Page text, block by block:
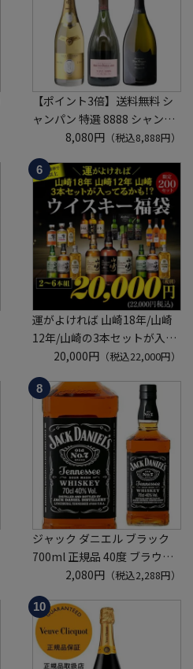
※代引き決済不可
【ポイント3倍】送料無料 シ
ャンパン 特選 8888 シャンパ
ン福袋 第29弾 高級シャンパ
ン を探せ！ 超レアシャンパン
が入ってるかも!?【限定300セ
ット】 シャンパーニュ クリス
タル ドンペリP2 NPU 2008
VT リカーマウ
8,080円 （税込8,888円）
運がよければ 山崎18年/山崎
12年/山崎の3本セットが入っ
ているかも！？ ウイスキー福
袋 2～6本組 限定200セット
虎S ※必ずもらえるCP対象
(1P)
20,000円 （税込22,000円）
ジャック ダニエル ブラック
700ml 正規品 40度 ブラウン
フォーマン
ウイスキー テネシー バーボン
長S
2,080円 （税込2,288円）